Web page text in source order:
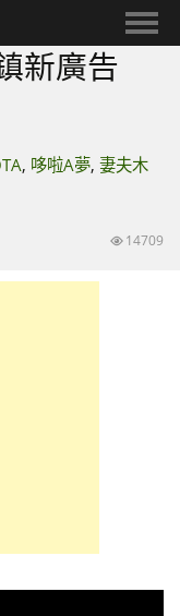
選
新廣告
, 哆啦A夢,妻夫木
14709